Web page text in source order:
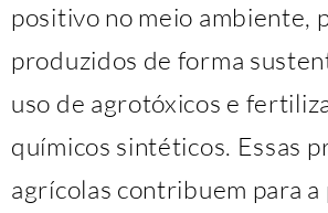
positivo no meio ambiente,
produzidos de forma
uso de agrotóxicos e
químicos sintéticos. Essas
agrícolas contribuem para